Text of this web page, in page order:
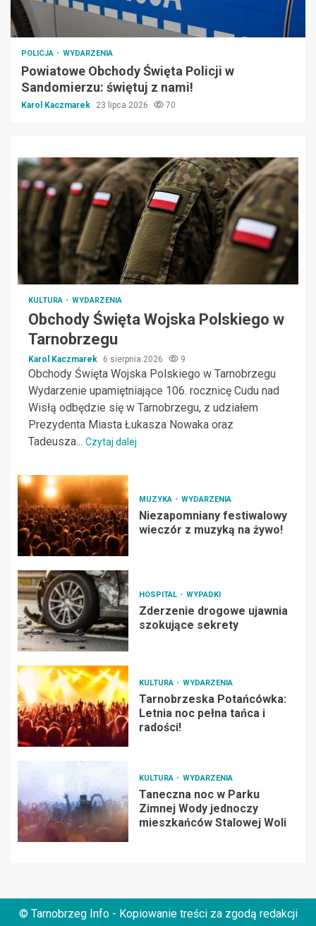
POLICJA WYDARZENIA
Powiatowe Obchody Święta Policji w
Sandomierzu: świętuj z nami!
Karol Kaczmarek 23 lipca 2026 70
KULTURA WYDARZENIA
Obchody Święta Wojska Polskiego w
Tarnobrzegu
Karol Kaczmarek 6 sierpnia 2026 9
Obchody Święta Wojska Polskiego w Tarnobrzegu
Wydarzenie upamiętniające 106. rocznicę Cudu nad
Wisłą odbędzie się w Tarnobrzegu, z udziałem
Prezydenta Miasta Łukasza Nowaka oraz
Tadeusza... Czytaj dalej
MUZYKA WYDARZENIA
Niezapomniany festiwalowy
wieczór z muzyką na żywo!
HOSPITAL WYPADKI
Zderzenie drogowe ujawnia
szokujące sekrety
KULTURA WYDARZENIA
Tarnobrzeska Potańcówka:
Letnia noc pełna tańca i
radości!
KULTURA WYDARZENIA
Taneczna noc w Parku
Zimnej Wody jednoczy
mieszkańców Stalowej Woli
© Tarnobrzeg Info - Kopiowanie treści za zgodą redakcji